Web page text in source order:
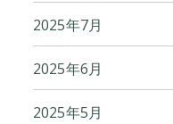
2025年7月
2025年6月
2025年5月